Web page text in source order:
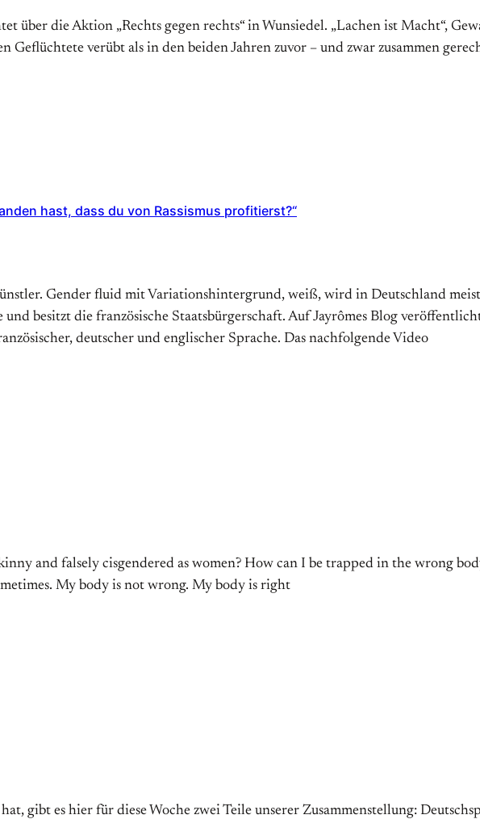
über die Aktion „Rechts gegen rechts“ in Wunsiedel. „Lachen ist Macht“,
verübt als in den beiden Jahren zuvor – und zwar zusammen
hast, dass du von Rassismus profitierst?“
Gender fluid mit Variationshintergrund, weiß, wird in Deutschland
besitzt die französische Staatsbürgerschaft. Auf Jayrômes Blog
deutscher und englischer Sprache. Das nachfolgende Video
and falsely cisgendered as women? How can I be trapped in the wrong
My body is not wrong. My body is right
gibt es hier für diese Woche zwei Teile unserer Zusammenstellung: